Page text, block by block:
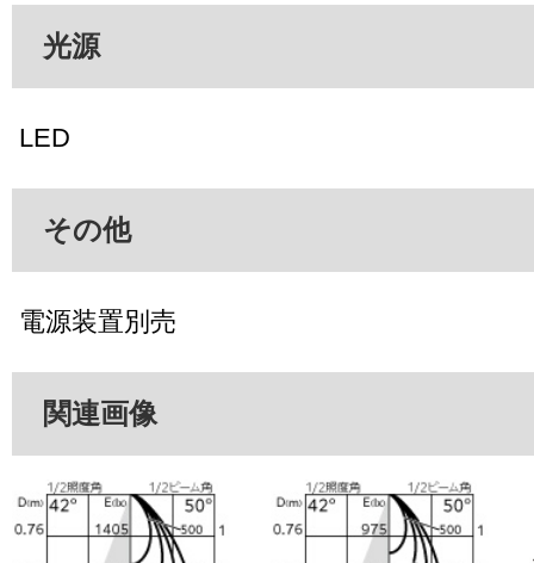
光源
LED
その他
電源装置別売
関連画像